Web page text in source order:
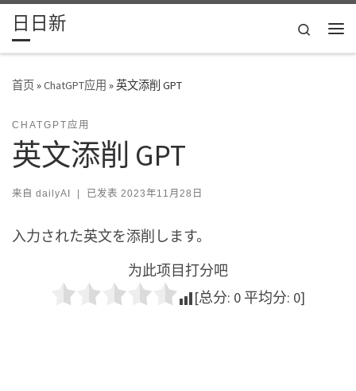
Skip to content
日日新
Search
首页»ChatGPT应用 »英文添削 GPT
CHATGPT应用
英文添削 GPT
来自 dailyAI | 已发表 2023年11月28日
入力された英文を添削します。
为此项目打分吧
[总分: 0 平均分: 0]